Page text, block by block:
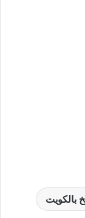
بالكويت